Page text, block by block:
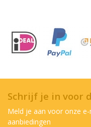
Schrijf je in voor
Meld je aan voor onze
aanbiedingen